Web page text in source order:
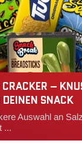
–
SNACK
Auswahl an
...